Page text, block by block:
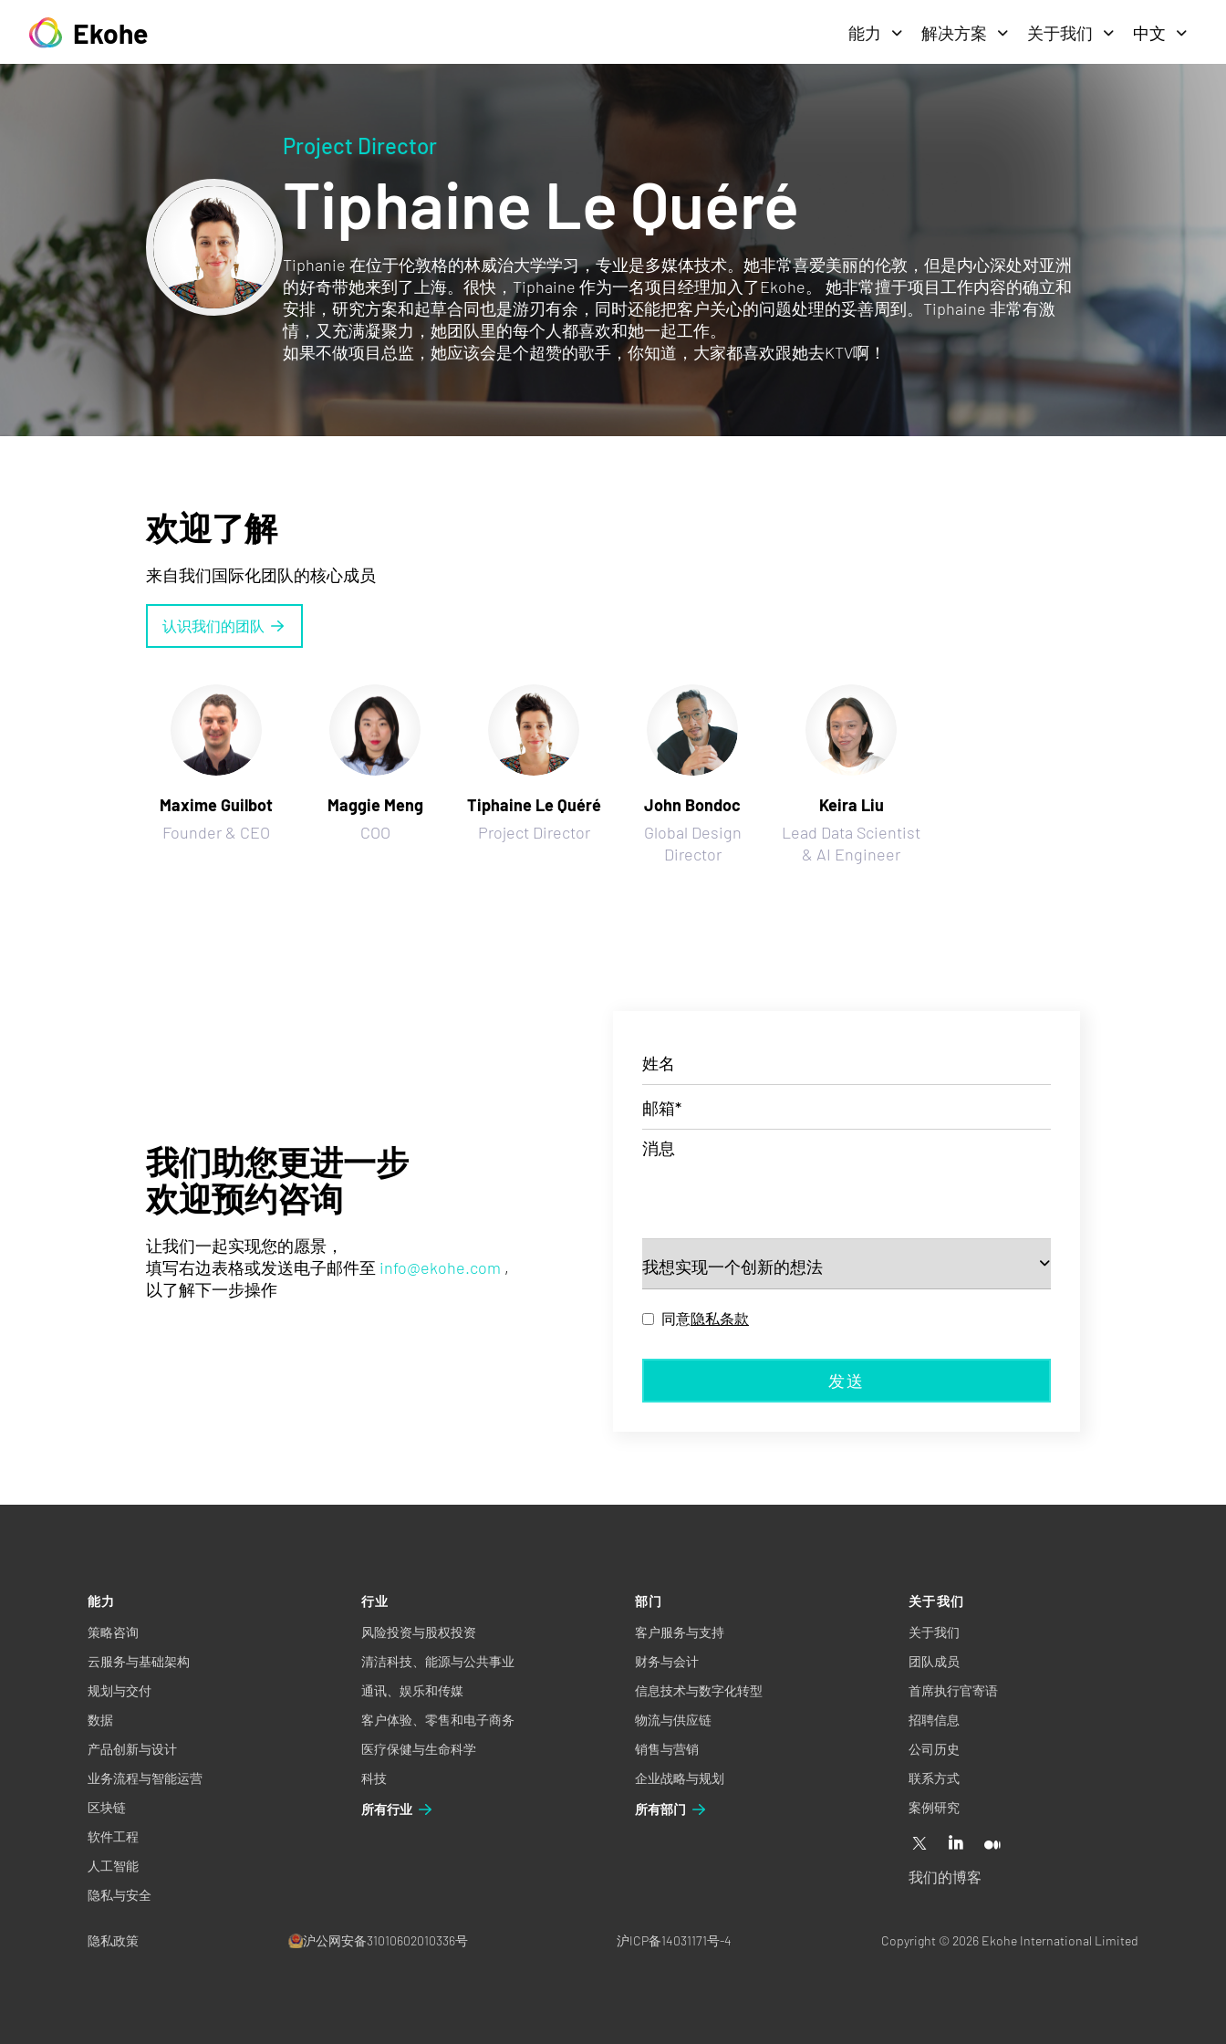
Ekohe 能力 解决方案 关于我们 中文
Project Director
Tiphaine Le Quéré
Tiphanie 在位于伦敦格的林威治大学学习，专业是多媒体技术。她非常喜爱美丽的伦敦，但是内心深处对亚洲
的好奇带她来到了上海。很快，Tiphaine 作为一名项目经理加入了Ekohe。 她非常擅于项目工作内容的确立和
安排，研究方案和起草合同也是游刃有余，同时还能把客户关心的问题处理的妥善周到。Tiphaine 非常有激
情，又充满凝聚力，她团队里的每个人都喜欢和她一起工作。
如果不做项目总监，她应该会是个超赞的歌手，你知道，大家都喜欢跟她去KTV啊！
欢迎了解
来自我们国际化团队的核心成员
认识我们的团队
Maxime Guilbot
Founder & CEO
Maggie Meng
COO
Tiphaine Le Quéré
Project Director
John Bondoc
Global Design
Director
Keira Liu
Lead Data Scientist
& AI Engineer
我们助您更进一步
欢迎预约咨询
让我们一起实现您的愿景，
填写右边表格或发送电子邮件至 info@ekohe.com ,
以了解下一步操作
姓名
邮箱*
消息
同意隐私条款
发送
能力
策略咨询
云服务与基础架构
规划与交付
数据
产品创新与设计
业务流程与智能运营
区块链
软件工程
人工智能
隐私与安全
行业
风险投资与股权投资
清洁科技、能源与公共事业
通讯、娱乐和传媒
客户体验、零售和电子商务
医疗保健与生命科学
科技
所有行业
部门
客户服务与支持
财务与会计
信息技术与数字化转型
物流与供应链
销售与营销
企业战略与规划
所有部门
关于我们
关于我们
团队成员
首席执行官寄语
招聘信息
公司历史
联系方式
案例研究
我们的博客
隐私政策 沪公网安备31010602010336号 沪ICP备14031171号-4 Copyright © 2026 Ekohe International Limited